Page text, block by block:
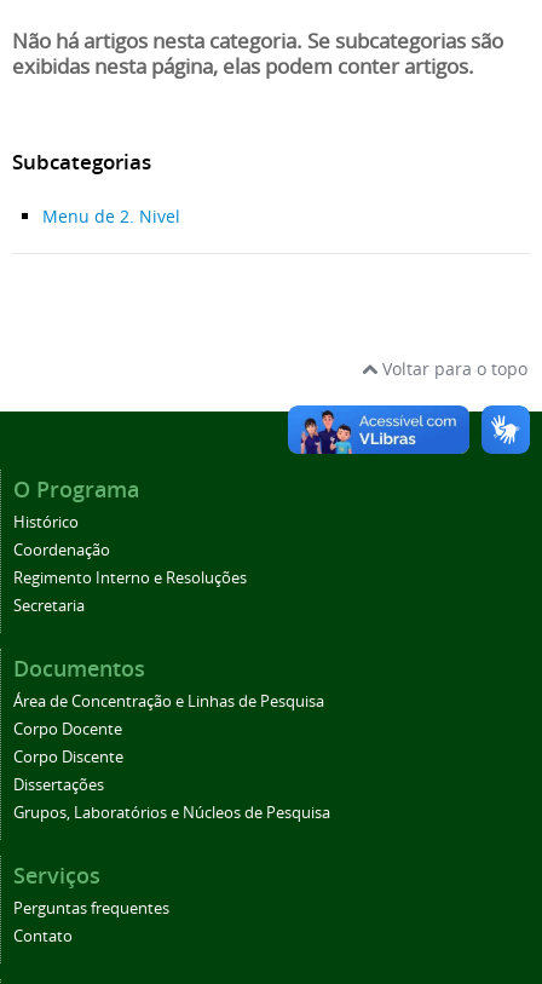
Não há artigos nesta categoria. Se subcategorias são
exibidas nesta página, elas podem conter artigos.
Subcategorias
Menu de 2. Nivel
Voltar para o topo
O Programa
Histórico
Coordenação
Regimento Interno e Resoluções
Secretaria
Documentos
Área de Concentração e Linhas de Pesquisa
Corpo Docente
Corpo Discente
Dissertações
Grupos, Laboratórios e Núcleos de Pesquisa
Serviços
Perguntas frequentes
Contato